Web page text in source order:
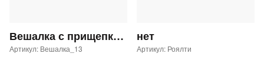
Вешалка с прищепками GL-29 с таргеткой Button Blue
Артикул: Вешалка_13
нет
Артикул: Роялти